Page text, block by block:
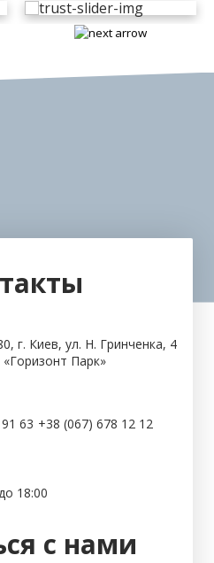
г. Киев, ул. Н. Гринченка, 4
Парк»
63 +38 (067) 678 12 12
18:00
с нами